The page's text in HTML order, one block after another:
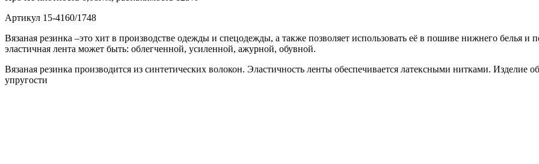
Артикул 15-4160/1748
Вязаная резинка –это хит в производстве одежды и спецодежды, а также позволяет использовать её в пошиве нижнего белья и
эластичная лента может быть: облегченной, усиленной, ажурной, обувной.
Вязаная резинка производится из синтетических волокон. Эластичность ленты обеспечивается латексными нитками. Изделие
упругости